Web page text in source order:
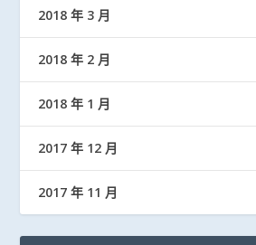
2018 年 3 月
2018 年 2 月
2018 年 1 月
2017 年 12 月
2017 年 11 月